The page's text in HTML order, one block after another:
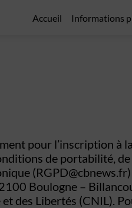
Accueil Informations
pour l’inscription à
de portabilité,
Boulogne –
des Libertés (CNIL).